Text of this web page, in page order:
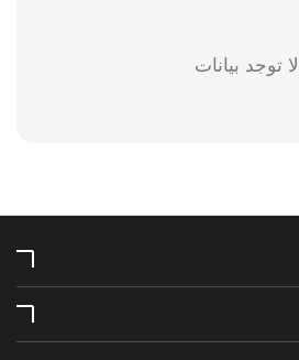
لا توجد بيانات